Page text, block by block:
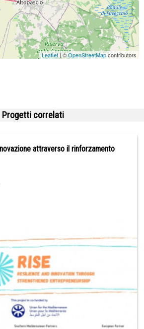
Leaflet| ©OpenStreetMapcontributors
Progetti correlati
attraverso il rinforzamento